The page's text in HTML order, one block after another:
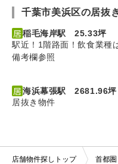
千葉市美浜区の居抜
稲毛海岸駅 25.33坪
駅近！1階路面！飲食業種
備考欄参照
海浜幕張駅 2681.96坪
居抜き物件
店舗物件探しトップ 首都圏